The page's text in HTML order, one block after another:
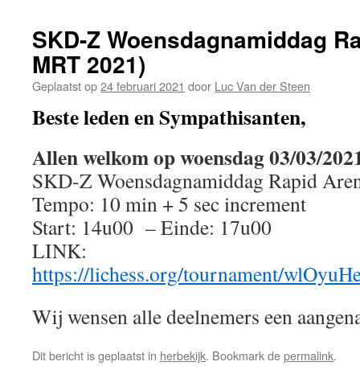
SKD-Z Woensdagnamiddag
MRT 2021)
Geplaatst op24 februari 2021 door Luc Van der Steen
Beste leden en Sympathisanten,
Allen welkom op woensdag 03/03/
SKD-Z Woensdagnamiddag Rapid
Tempo: 10 min + 5 sec increment
Start: 14u00 – Einde: 17u00
LINK:
https://lichess.org/tournament/
Wij wensen alle deelnemers een
Dit bericht is geplaatst in herbekijk. Bookmark depermalink.